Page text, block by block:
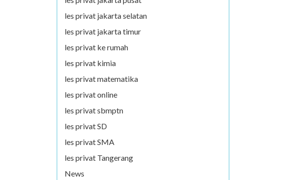
les privat jakarta selatan
les privat jakarta timur
les privat ke rumah
les privat kimia
les privat matematika
les privat online
les privat sbmptn
les privat SD
les privat SMA
les privat Tangerang
News